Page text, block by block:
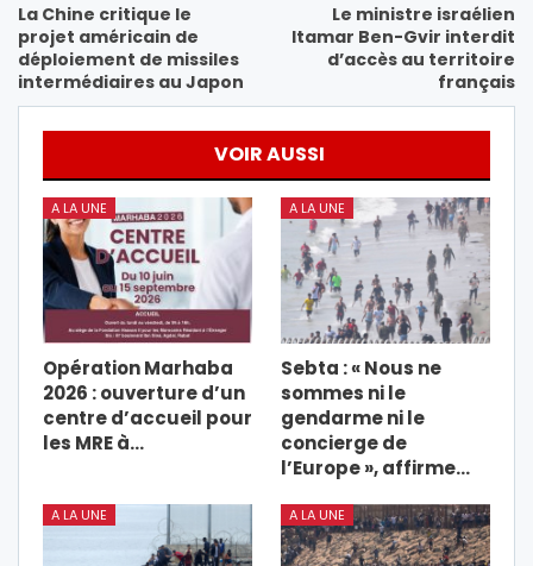
La Chine critique le
projet américain de
déploiement de missiles
intermédiaires au Japon
Le ministre israélien
Itamar Ben-Gvir interdit
d’accès au territoire
français
VOIR AUSSI
A LA UNE
Opération Marhaba
2026 : ouverture d’un
centre d’accueil pour
les MRE à…
A LA UNE
Sebta : « Nous ne
sommes ni le
gendarme ni le
concierge de
l’Europe », affirme…
A LA UNE A LA UNE